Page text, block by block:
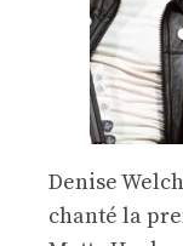
Denise
chanté la